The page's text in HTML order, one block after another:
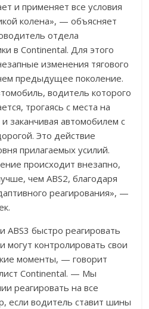
и применяет все условия
колена», — объясняет
отдела
в Continental. Для этого
изменения тягового
предыдущее поколение.
водитель которого
трогаясь с места на
заканчивая автомобилем с
Это действие
прилагаемых усилий.
происходит внезапно,
чем ABS2, благодаря
реагирования», —
ABS3 быстро реагировать
могут контролировать свои
моменты, — говорит
Continental. — Мы
реагировать на все
если водитель ставит шины